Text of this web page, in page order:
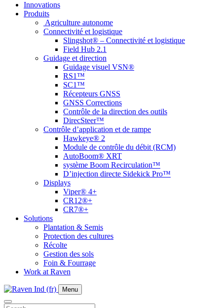
Innovations
Produits
Agriculture autonome
Connectivité et logistique
Slingshot® – Connectivité et logistique
Field Hub 2.1
Guidage et direction
Guidage visuel VSN®
RS1™
SC1™
Récepteurs GNSS
GNSS Corrections
Contrôle de la direction des outils
DirecSteer™
Contrôle d’application et de rampe
Hawkeye® 2
Module de contrôle du débit (RCM)
AutoBoom® XRT
système Boom Recirculation™
D’injection directe Sidekick Pro™
Displays
Viper® 4+
CR12®+
CR7®+
Solutions
Plantation & Semis
Protection des cultures
Récolte
Gestion des sols
Foin & Fourrage
Work at Raven
Menu